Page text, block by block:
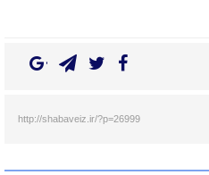
http://shabaveiz.ir/?p=26999